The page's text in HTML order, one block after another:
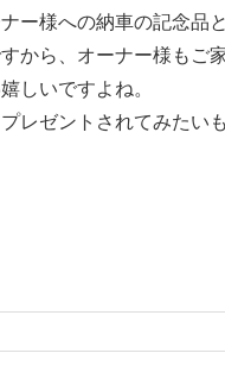
ー様への納車の記念品
から、オーナー様もご
しいですよね。
レゼントされてみたい